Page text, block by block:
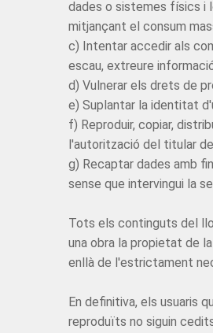
dades o sistemes físics i
mitjançant el consum
c) Intentar accedir als
escau, extreure
d) Vulnerar els drets de
e) Suplantar la identitat
f) Reproduir, copiar,
l'autorització del titular
g) Recaptar dades amb
sense que intervingui la
Tots els continguts del
una obra la propietat de
enllà de l'estrictament
En definitiva, els usuaris
reproduïts no siguin